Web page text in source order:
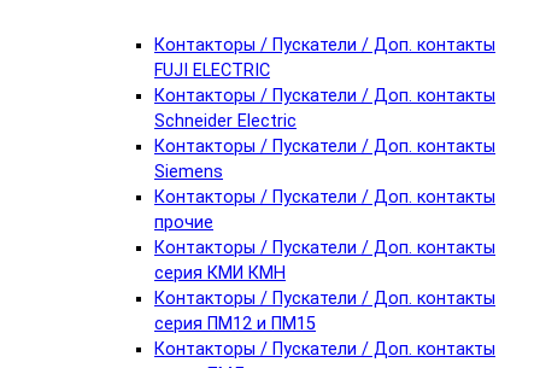
Контакторы / Пускатели / Доп. контакты
FUJI ELECTRIC
Контакторы / Пускатели / Доп. контакты
Schneider Electric
Контакторы / Пускатели / Доп. контакты
Siemens
Контакторы / Пускатели / Доп. контакты
прочие
Контакторы / Пускатели / Доп. контакты
серия КМИ КМН
Контакторы / Пускатели / Доп. контакты
серия ПМ12 и ПМ15
Контакторы / Пускатели / Доп. контакты